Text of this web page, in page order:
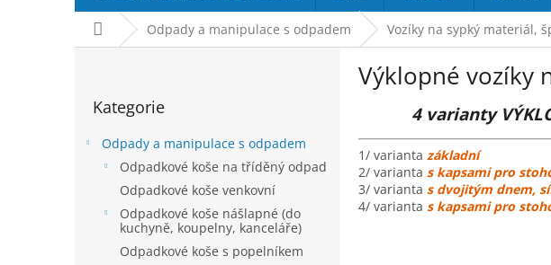
Domů Odpady a manipulace s odpadem Vozíky na sypký materiál,
kategorie
Kategorie
Odpady a manipulace s odpadem
Odpadkové koše na tříděný odpad
Odpadkové koše venkovní
Odpadkové koše nášlapné (do
kuchyně, koupelny, kanceláře)
Odpadkové koše s popelníkem
Výklopné vozíky
4 varianty
1/ varianta základní
2/ varianta s kapsami pro
3/ varianta s dvojitým dnem,
4/ varianta s kapsami pro